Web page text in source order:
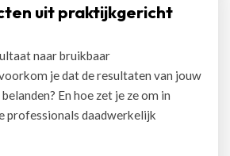
uit praktijkgericht
naar bruikbaar
je dat de resultaten van jouw
En hoe zet je ze om in
professionals daadwerkelijk